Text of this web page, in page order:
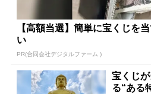
【高額当選】簡単に宝くじを
い
PR(合同会社デジタルファーム )
宝くじ
る“ある